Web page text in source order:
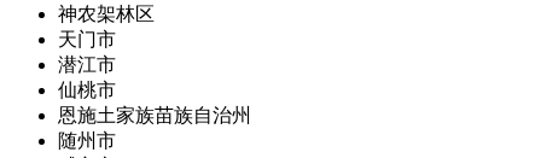
神农架林区
天门市
潜江市
仙桃市
恩施土家族苗族自治州
随州市